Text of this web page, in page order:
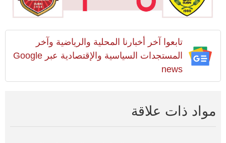
تابعوا آخر أخبارنا المحلية والرياضية وآخر
المستجدات السياسية والإقتصادية عبر Google
news
مواد ذات علاقة